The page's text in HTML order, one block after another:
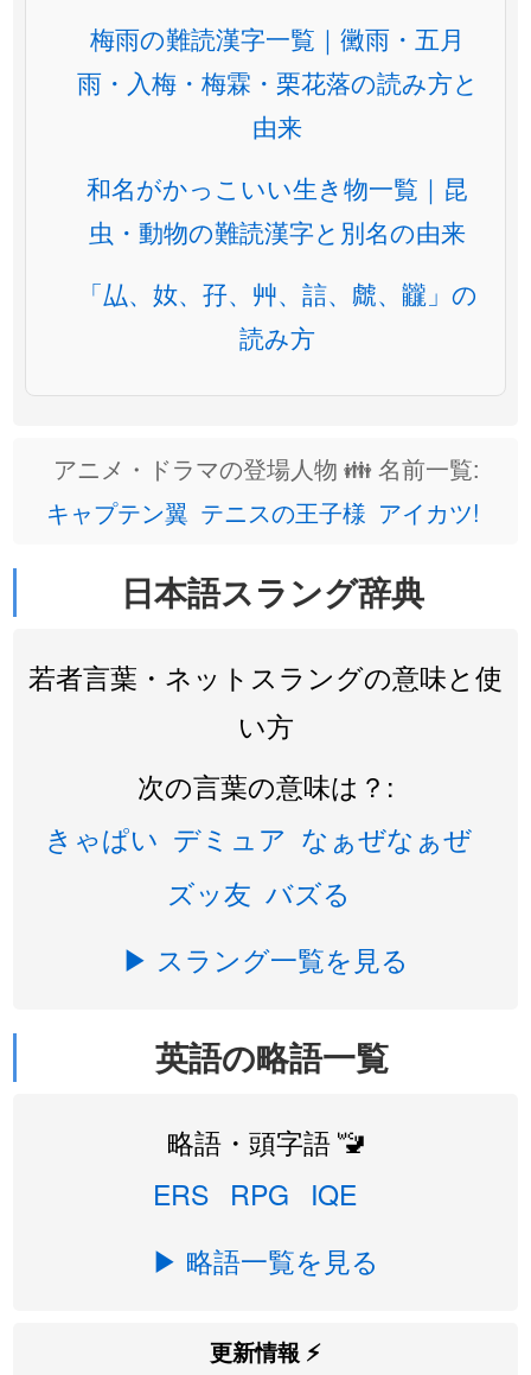
梅雨の難読漢字一覧｜黴雨・五月
雨・入梅・梅霖・栗花落の読み方と
由来
和名がかっこいい生き物一覧｜昆
虫・動物の難読漢字と別名の由来
「厸、奻、孖、艸、誩、虤、龖」の
読み方
アニメ・ドラマの登場人物 👪 名前一覧:
キャプテン翼 テニスの王子様 アイカツ!
日本語スラング辞典
若者言葉・ネットスラングの意味と使
い方
次の言葉の意味は？:
きゃぱい デミュア なぁぜなぁぜ
ズッ友 バズる
▶ スラング一覧を見る
英語の略語一覧
略語・頭字語 🚾
ERS RPG
IQE
▶ 略語一覧を見る
更新情報 ⚡